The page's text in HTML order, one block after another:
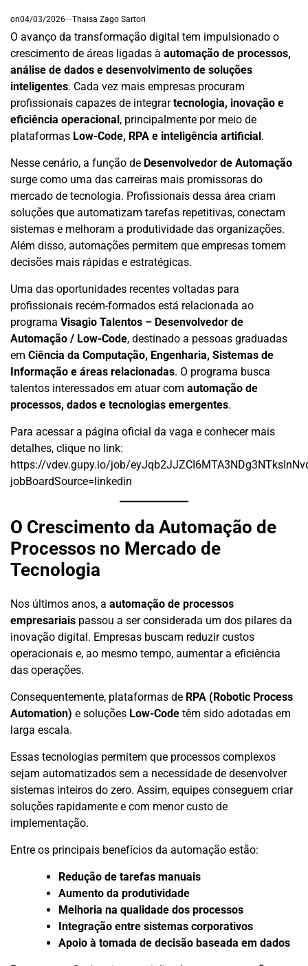
on04/03/2026 Thaisa Zago Sartori
O avanço da transformação digital tem impulsionado o
crescimento de áreas ligadas à automação de processos,
análise de dados e desenvolvimento de soluções
inteligentes. Cada vez mais empresas procuram
profissionais capazes de integrartecnologia, inovação e
eficiência operacional, principalmente por meio de
plataformas Low-Code, RPA e inteligência artificial.
Nesse cenário, a função de Desenvolvedor de Automação
surge como uma das carreiras mais promissoras do
mercado de tecnologia. Profissionais dessa área criam
soluções que automatizam tarefas repetitivas, conectam
sistemas e melhoram a produtividade das organizações.
Além disso, automações permitem que empresas tomem
decisões mais rápidas e estratégicas.
Uma das oportunidades recentes voltadas para
profissionais recém-formados está relacionada ao
programa Visagio Talentos – Desenvolvedor de
Automação / Low-Code, destinado a pessoas graduadas
em Ciência da Computação, Engenharia, Sistemas de
Informação e áreas relacionadas. O programa busca
talentos interessados em atuar com automação de
processos, dados e tecnologias emergentes.
Para acessar a página oficial da vaga e conhecer mais
detalhes, clique no link:
https://vdev.gupy.io/job/
jobBoardSource=linkedin
O Crescimento da Automação de
Processos no Mercado de
Tecnologia
Nos últimos anos, a automação de processos
empresariais passou a ser considerada um dos pilares da
inovação digital. Empresas buscam reduzir custos
operacionais e, ao mesmo tempo, aumentar a eficiência
das operações.
Consequentemente, plataformas de RPA (Robotic Process
Automation) e soluções Low-Code têm sido adotadas em
larga escala.
Essas tecnologias permitem que processos complexos
sejam automatizados sem a necessidade de desenvolver
sistemas inteiros do zero. Assim, equipes conseguem criar
soluções rapidamente e com menor custo de
implementação.
Entre os principais benefícios da automação estão:
Redução de tarefas manuais
Aumento da produtividade
Melhoria na qualidade dos processos
Integração entre sistemas corporativos
Apoio à tomada de decisão baseada em dados